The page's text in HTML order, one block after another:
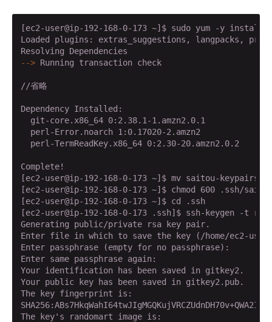
[ec2-user@ip-192-168-0-173 ~]$ sudo yum -y install
Loaded plugins: extras_suggestions, langpacks,
--> Running transaction check
//省略
Dependency Installed:
git-core.x86_64 0:2.38.1-1.amzn2.0.1
perl-Error.noarch 1:0.17020-2.amzn2
  perl-TermReadKey.x86_64 0:2.30-20.amzn2.0.2
Complete!
[ec2-user@ip-192-168-0-173 ~]$ mv saitou-
[ec2-user@ip-192-168-0-173 ~]$ chmod 600 .ssh/
[ec2-user@ip-192-168-0-173 ~]$ cd .ssh
[ec2-user@ip-192-168-0-173 .ssh]$ ssh-keygen -t rsa
Generating public/private rsa key pair.
Enter file in which to save the key (/home/ec2-
Enter passphrase (empty for no passphrase):
Enter same passphrase again:
Your identification has been saved in gitkey2.
Your public key has been saved in gitkey2.pub.
The key fingerprint is:
The key's randomart image is: